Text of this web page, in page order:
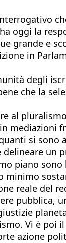
oggi la
grande e
in
degli
che la
al
mediazioni
si sono
un
piano sono
minimo
reale del
pubblica,
Vi è poi
azione